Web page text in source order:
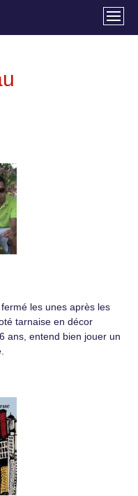
les unes après les
tarnaise en décor
ans, entend bien jouer un